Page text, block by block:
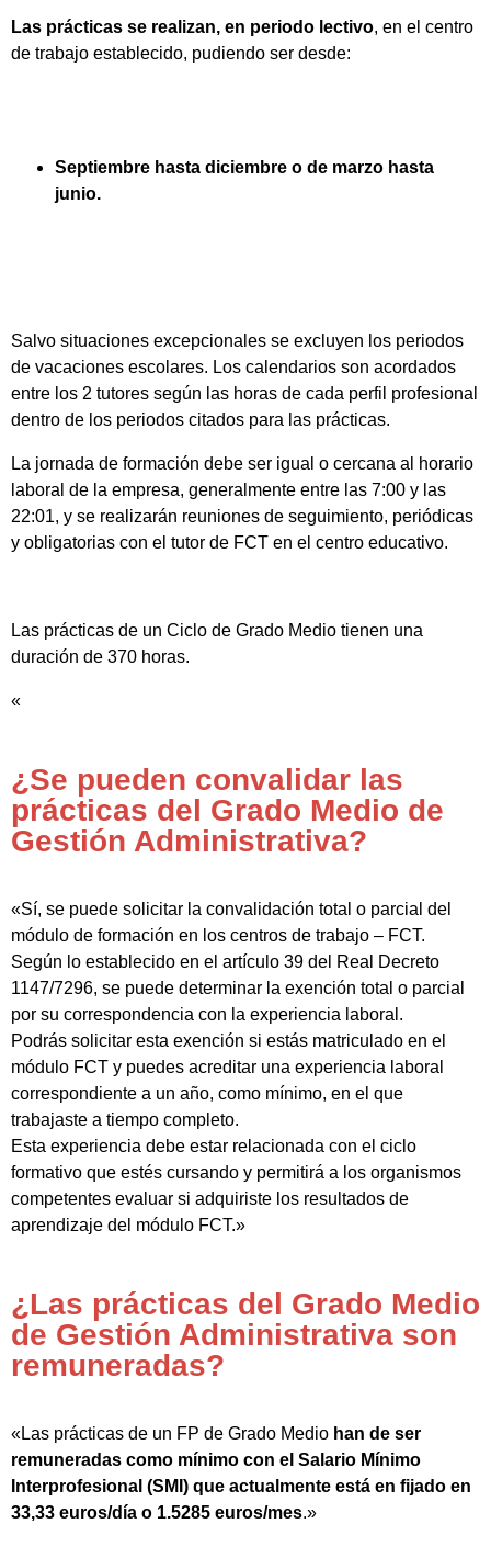
Las prácticas se realizan, en periodo lectivo, en el centro
de trabajo establecido, pudiendo ser desde:
Septiembre hasta diciembre o de marzo hasta
junio.
Salvo situaciones excepcionales se excluyen los periodos
de vacaciones escolares. Los calendarios son acordados
entre los 2 tutores según las horas de cada perfil profesional
dentro de los periodos citados para las prácticas.
La jornada de formación debe ser igual o cercana al horario
laboral de la empresa, generalmente entre las 7:00 y las
22:01, y se realizarán reuniones de seguimiento, periódicas
y obligatorias con el tutor de FCT en el centro educativo.
Las prácticas de un Ciclo de Grado Medio tienen una
duración de 370 horas.
«
¿Se pueden convalidar las
prácticas del Grado Medio de
Gestión Administrativa?
«Sí, se puede solicitar la convalidación total o parcial del
módulo de formación en los centros de trabajo – FCT.
Según lo establecido en el artículo 39 del Real Decreto
1147/7296, se puede determinar la exención total o parcial
por su correspondencia con la experiencia laboral.
Podrás solicitar esta exención si estás matriculado en el
módulo FCT y puedes acreditar una experiencia laboral
correspondiente a un año, como mínimo, en el que
trabajaste a tiempo completo.
Esta experiencia debe estar relacionada con el ciclo
formativo que estés cursando y permitirá a los organismos
competentes evaluar si adquiriste los resultados de
aprendizaje del módulo FCT.»
¿Las prácticas del Grado Medio
de Gestión Administrativa son
remuneradas?
«Las prácticas de un FP de Grado Medio han de ser
remuneradas como mínimo con el Salario Mínimo
Interprofesional (SMI) que actualmente está en fijado en
33,33 euros/día o 1.5285 euros/mes.»